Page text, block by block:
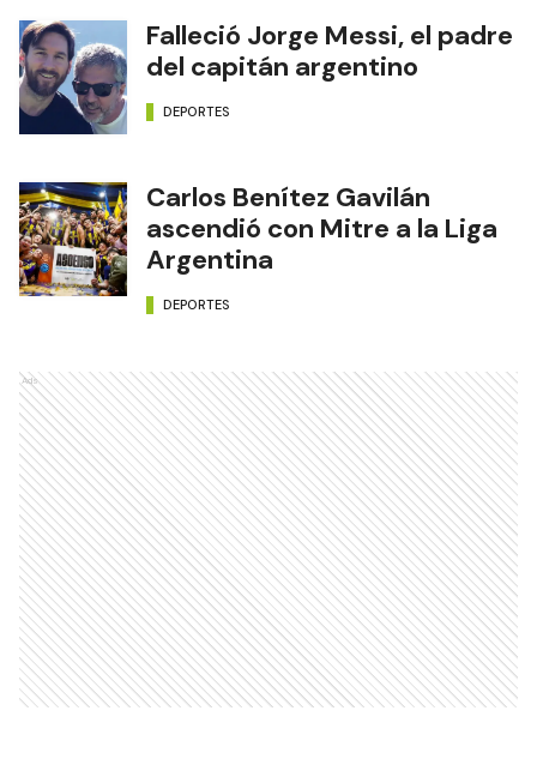
Falleció Jorge Messi, el padre
del capitán argentino
DEPORTES
Carlos Benítez Gavilán
ascendió con Mitre a la Liga
Argentina
DEPORTES
Ads